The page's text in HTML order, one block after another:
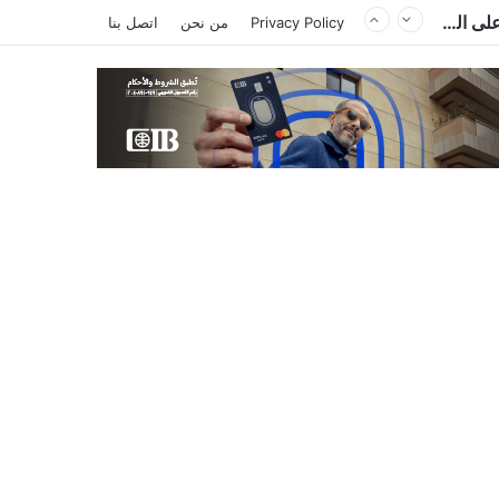
السعودية وتركيا وباكستان توقع «اتفاقية مكة للدفاع المشترك».. هجوم على دولة يُعد اعتداءً على الجميع Privacy Policy من نحن اتصل بنا